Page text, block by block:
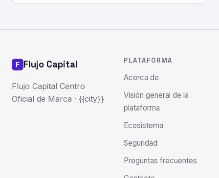
Flujo Capital
Flujo Capital Centro
Oficial de Marca · {{city}}
PLATAFORMA
Acerca de
Visión general de la
plataforma
Ecosistema
Seguridad
Preguntas frecuentes